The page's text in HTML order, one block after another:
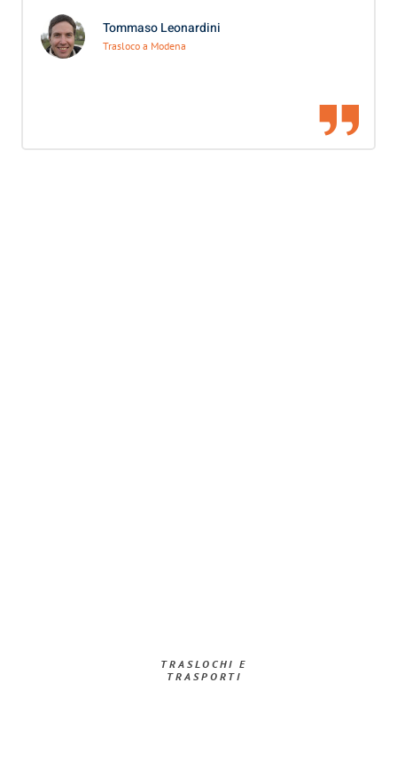
Tommaso Leonardini
Trasloco a Modena
TRASLOCHI E
TRASPORTI​